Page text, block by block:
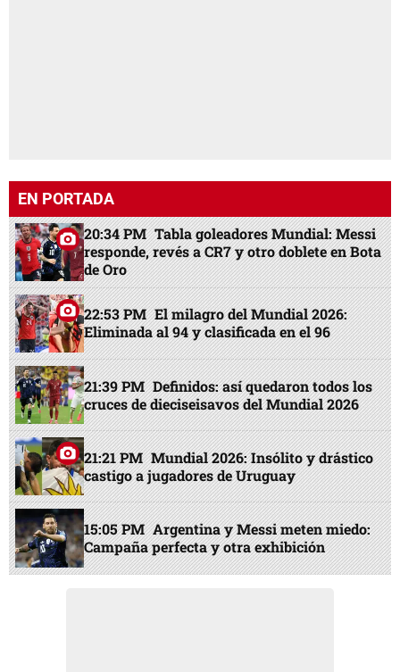
EN PORTADA
20:34 PM Tabla goleadores Mundial: Messi
responde, revés a CR7 y otro doblete en Bota
de Oro
22:53 PM El milagro del Mundial 2026:
Eliminada al 94 y clasificada en el 96
21:39 PM Definidos: así quedaron todos los
cruces de dieciseisavos del Mundial 2026
21:21 PM Mundial 2026: Insólito y drástico
castigo a jugadores de Uruguay
15:05 PM Argentina y Messi meten miedo:
Campaña perfecta y otra exhibición